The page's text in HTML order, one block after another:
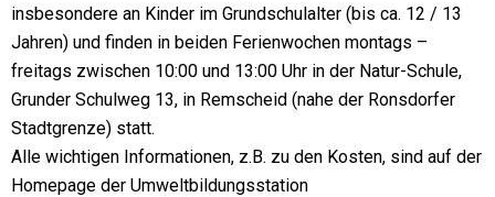
insbesondere an Kinder im Grundschulalter (bis ca. 12 / 13
Jahren) und finden in beiden Ferienwochen montags –
freitags zwischen 10:00 und 13:00 Uhr in der Natur-Schule,
Grunder Schulweg 13, in Remscheid (nahe der Ronsdorfer
Stadtgrenze) statt.
Alle wichtigen Informationen, z.B. zu den Kosten, sind auf der
Homepage der Umweltbildungsstation